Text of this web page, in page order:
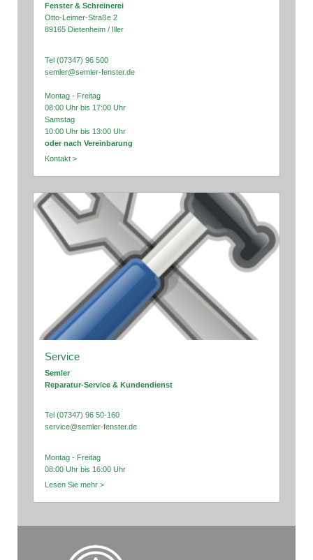
Fenster & Schreinerei
Otto-Leimer-Straße 2
89165 Dietenheim / Iller
Tel (07347) 96 500
semler@semler-fenster.de
Montag - Freitag
08:00 Uhr bis 17:00 Uhr
Samstag
10:00 Uhr bis 13:00 Uhr
oder nach Vereinbarung
Kontakt >
Service
Semler
Reparatur-Service & Kundendienst
Tel (07347) 96 50-160
service@semler-fenster.de
Montag - Freitag
08:00 Uhr bis 16:00 Uhr
Lesen Sie mehr >